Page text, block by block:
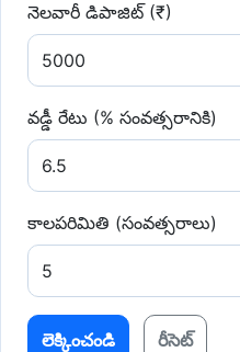
నెలవారీ డిపాజిట్ (₹)
వడ్డీ రేటు (% సంవత్సరానికి)
కాలపరిమితి (సంవత్సరాలు)
లెక్కించండి రీసెట్